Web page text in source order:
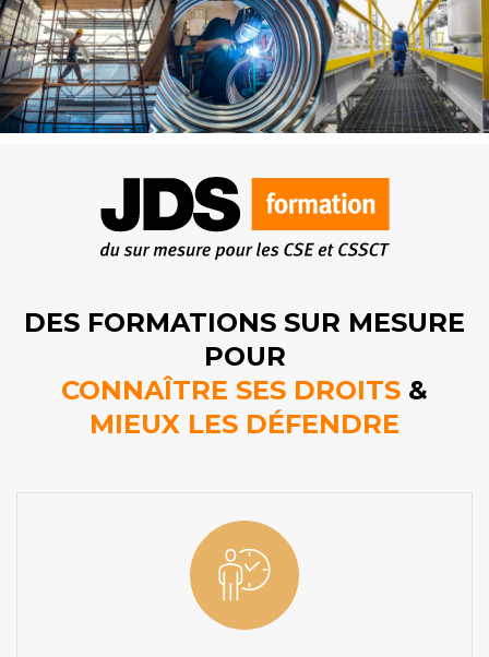
DES FORMATIONS SUR MESURE
POUR
CONNAÎTRE SES DROITS &
MIEUX LES DÉFENDRE